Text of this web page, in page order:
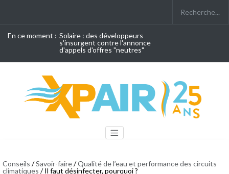
En ce moment : Solaire : des développeurs
s'insurgent contre l'annonce
d'appels d'offres "neutres"
Conseils /Savoir-faire/Qualité de l’eau et performance des circuits
climatiques / Il faut désinfecter, pourquoi ?